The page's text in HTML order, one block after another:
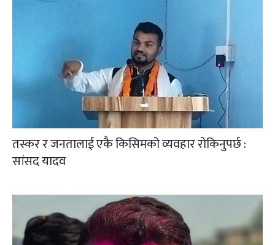
तस्कर र जनतालाई एकै किसिमको व्यवहार रोकिनुपर्छ :
सांसद यादव